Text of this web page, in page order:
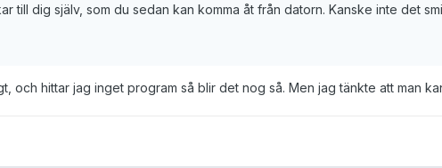
till dig själv, som du sedan kan komma åt från datorn. Kanske inte det
och hittar jag inget program så blir det nog så. Men jag tänkte att man